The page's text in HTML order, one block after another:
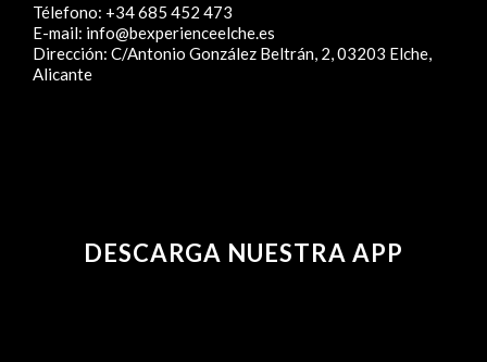
Télefono: +34 685 452 473
E-mail: info@bexperienceelche.es
Dirección: C/Antonio González Beltrán, 2, 03203 Elche,
Alicante
DESCARGA NUESTRA APP